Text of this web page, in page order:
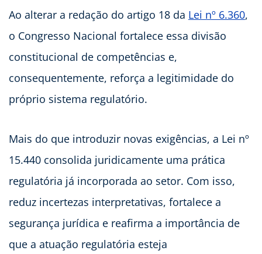
Ao alterar a redação do artigo 18 da Lei nº 6.360,
o Congresso Nacional fortalece essa divisão
constitucional de competências e,
consequentemente, reforça a legitimidade do
próprio sistema regulatório.
Mais do que introduzir novas exigências, a Lei nº
15.440 consolida juridicamente uma prática
regulatória já incorporada ao setor. Com isso,
reduz incertezas interpretativas, fortalece a
segurança jurídica e reafirma a importância de
que a atuação regulatória esteja